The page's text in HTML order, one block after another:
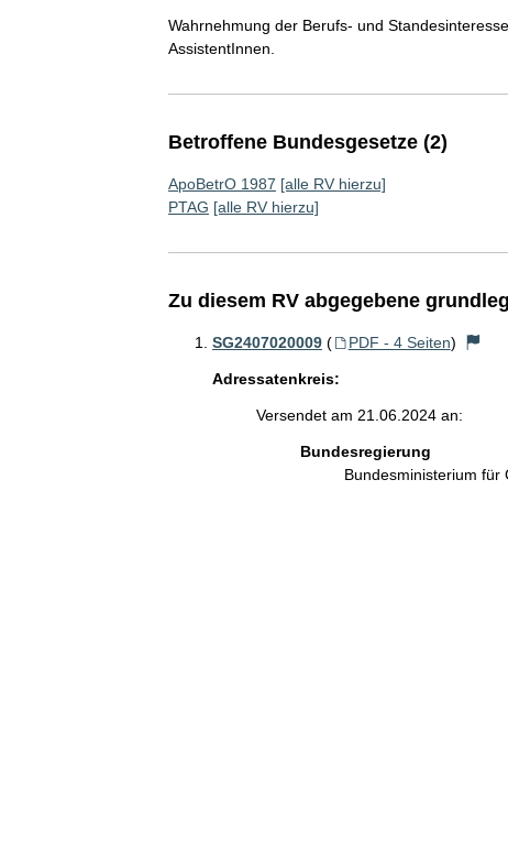
Wahrnehmung der Berufs- und
AssistentInnen.
Betroffene Bundesgesetze (2)
ApoBetrO 1987 [alle RV hierzu]
PTAG [alle RV hierzu]
Zu diesem RV abgegebene
SG2407020009 ( PDF - 4 Seiten)
Adressatenkreis:
Versendet am 21.06.2024 an:
Bundesregierung
Bundesministerium